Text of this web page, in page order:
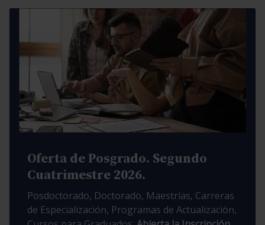
Oferta de Posgrado. Segundo
Cuatrimestre 2026.
Posdoctorado, Doctorado, Maestrías, Carreras
de Especialización, Programas de Actualización,